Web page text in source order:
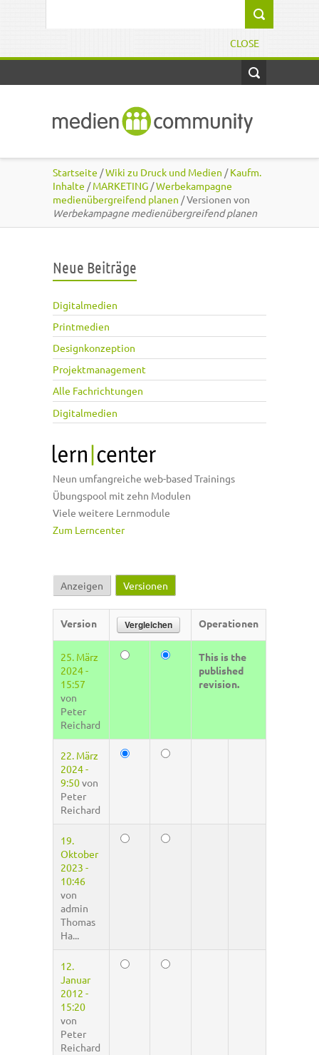
CLOSE
Startseite /Wiki zu Druck und Medien /Kaufm.
Inhalte /MARKETING /Werbekampagne
medienübergreifend planen / Versionen von
Werbekampagne medienübergreifend planen
Neue Beiträge
Digitalmedien
Printmedien
Designkonzeption
Projektmanagement
Alle Fachrichtungen
Digitalmedien
Neun umfangreiche web-based Trainings
Übungspool mit zehn Modulen
Viele weitere Lernmodule
Zum Lerncenter
Haupt-Reiter
Anzeigen Versionen
Version Operationen
25. März
2024 -
15:57
von
Peter
Reichard
This is the
published
revision.
22. März
2024 -
9:50von
Peter
Reichard
19.
Oktober
2023 -
10:46
von
admin
Thomas
Ha...
12.
Januar
2012 -
15:20
von
Peter
Reichard